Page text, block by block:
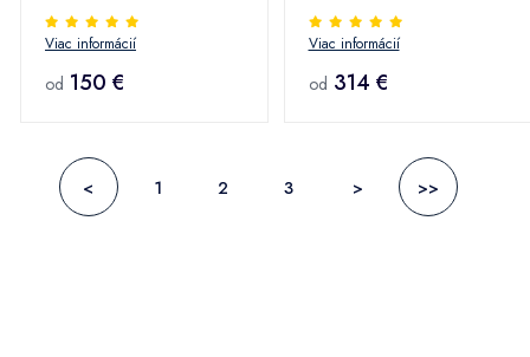
downlight biele
Viac informácií
od 150 €
Ø40cm zlaté
Viac informácií
od 314 €
< 1 2 3 > >>